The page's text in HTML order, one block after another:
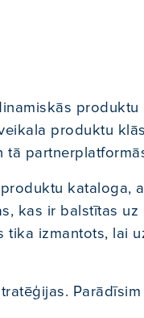
produktu
produktu
tā
kataloga,
kas ir balstītas
izmantots, lai